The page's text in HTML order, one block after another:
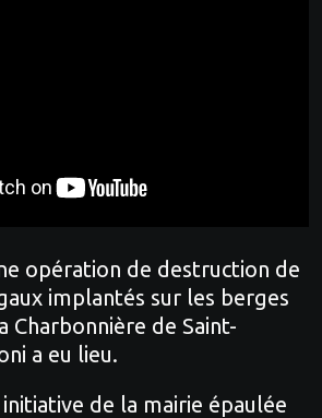
opération de destruction de
implantés sur les berges
Charbonnière de Saint-
a eu lieu.
initiative de la mairie épaulée